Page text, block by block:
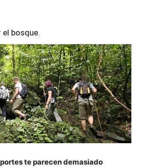
el bosque.
te parecen demasiado